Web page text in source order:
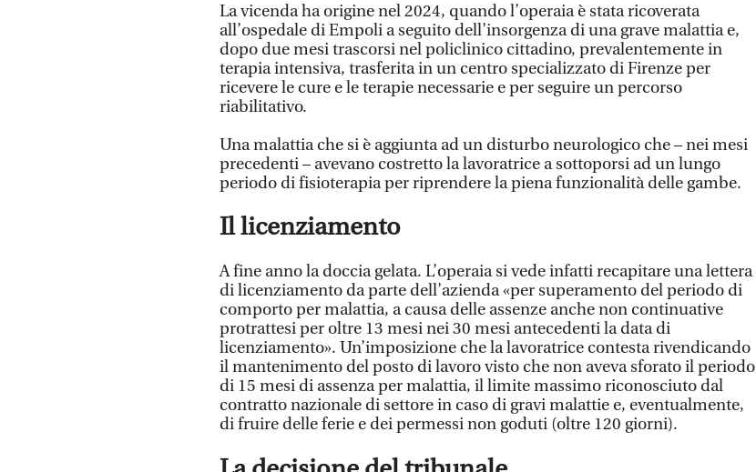
La vicenda ha origine nel 2024, quando l’operaia è stata ricoverata
all’ospedale di Empoli a seguito dell’insorgenza di una grave malattia e,
dopo due mesi trascorsi nel policlinico cittadino, prevalentemente in
terapia intensiva, trasferita in un centro specializzato di Firenze per
ricevere le cure e le terapie necessarie e per seguire un percorso
riabilitativo.
Una malattia che si è aggiunta ad un disturbo neurologico che – nei mesi
precedenti – avevano costretto la lavoratrice a sottoporsi ad un lungo
periodo di fisioterapia per riprendere la piena funzionalità delle gambe.
Il licenziamento
A fine anno la doccia gelata. L’operaia si vede infatti recapitare una lettera
di licenziamento da parte dell’azienda «per superamento del periodo di
comporto per malattia, a causa delle assenze anche non continuative
protrattesi per oltre 13 mesi nei 30 mesi antecedenti la data di
licenziamento». Un’imposizione che la lavoratrice contesta rivendicando
il mantenimento del posto di lavoro visto che non aveva sforato il periodo
di 15 mesi di assenza per malattia, il limite massimo riconosciuto dal
contratto nazionale di settore in caso di gravi malattie e, eventualmente,
di fruire delle ferie e dei permessi non goduti (oltre 120 giorni).